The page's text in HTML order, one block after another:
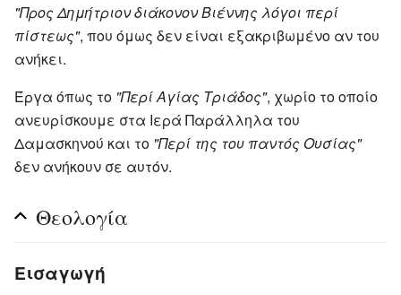
"Προς Δημήτριον διάκονον Βιέννης λόγοι περί
πίστεως", που όμως δεν είναι εξακριβωμένο αν του
ανήκει.
Έργα όπως το "Περί Αγίας Τριάδος", χωρίο το οποίο
ανευρίσκουμε στα Ιερά Παράλληλα του
Δαμασκηνού και το "Περί της του παντός Ουσίας"
δεν ανήκουν σε αυτόν.
Θεολογία
Εισαγωγή